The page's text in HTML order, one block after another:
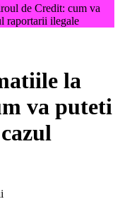
de Credit: cum va
raportarii ilegale
la
va puteti